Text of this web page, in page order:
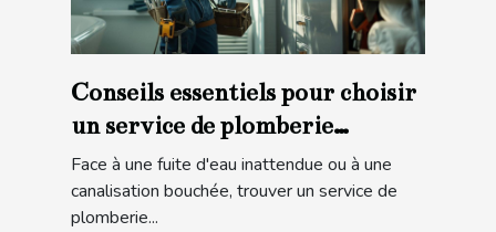
Conseils essentiels pour choisir
un service de plomberie
d'urgence
Face à une fuite d'eau inattendue ou à une
canalisation bouchée, trouver un service de
plomberie...